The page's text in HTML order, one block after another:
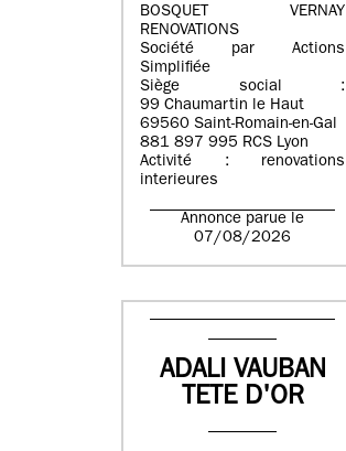
BOSQUET VERNAY
RENOVATIONS
Société par Actions
Simplifiée
Siège social :
99 Chaumartin le Haut
69560 Saint-Romain-en-Gal
881 897 995 RCS Lyon
Activité : renovations
interieures
Annonce parue le
07/08/2026
ADALI VAUBAN
TETE D'OR